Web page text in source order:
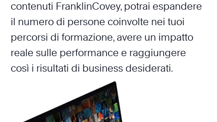
contenuti FranklinCovey, potrai espandere
il numero di persone coinvolte nei tuoi
percorsi di formazione, avere un impatto
reale sulle performance e raggiungere
così i risultati di business desiderati.